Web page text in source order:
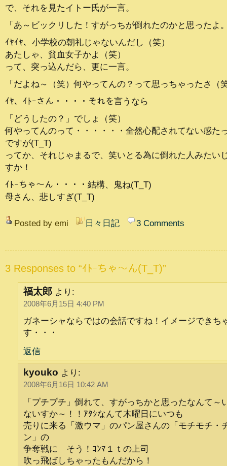
で、それを見たイトー氏が一言。
「あ～ビックリした！すがっちが倒れたのかと思ったよ
ｲﾔｲﾔ、小学校の朝礼じゃないんだし（笑）
あたしゃ、貧血女子かよ（笑）
って、突っ込んだら、更に一言。
「だよね～（笑）何やってんの？って思っちゃったさ（
ｲﾔ、ｲﾄｰさん・・・・それを言うなら
「どうしたの？」でしょ（笑）
何やってんのって・・・・・・全然心配されてない感た
ですが(T_T)
ってか、それじゃまるで、笑いとる為に倒れた人みたい
すか！
ｲﾄｰちゃ～ん・・・・結構、鬼ね(T_T)
母さん、悲しすぎ(T_T)
Posted by emi 日々日記 3 Comments
3 Responses to “ｲﾄｰちゃ～ん(T_T)”
福太郎 より:
2008年6月15日 4:40 PM
ガネーシャならではの会話ですね！イメージできち
す・・・
返信
kyouko より:
2008年6月16日 10:42 AM
「プチプチ」倒れて、すがっちかと思ったなんて～
ないすか～！！ｱﾀｼなんて木曜日にいつも
売りに来る「激ウマ」のパン屋さんの「モチモチ・
ン」の
争奪戦に そう！ｺﾝﾏ１ｔの上司
吹っ飛ばしちゃったもんだから！